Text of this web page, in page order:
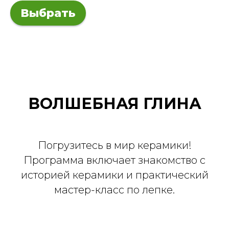
Выбрать
ВОЛШЕБНАЯ ГЛИНА
Погрузитесь в мир керамики!
Программа включает знакомство с
историей керамики и практический
мастер-класс по лепке.